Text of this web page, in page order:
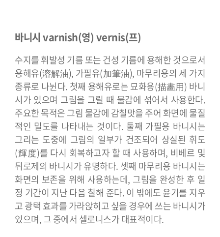
바니시 varnish(영) vernis(프)
수지를 휘발성 기름 또는 건성 기름에 용해한 것으로서
용해유(溶解油), 가필유(加筆油), 마무리용의 세 가지
종류로 나뉜다. 첫째 용해유로는 묘화용(描畵用) 바니
시가 있으며 그림을 그릴 때 물감에 섞어서 사용한다.
주요한 목적은 그림 물감에 감칠맛을 주어 화면에 물질
적인 밀도를 나타내는 것이다. 둘째 가필용 바니시는
그리는 도중에 그림의 일부가 건조되어 상실된 휘도
(輝度)를 다시 회복하고자 할 때 사용하며, 비베르 및
뒤로제의 바니시가 유명하다. 셋째 마무리용 바니시는
화면의 보존을 위해 사용하는데, 그림을 완성한 후 일
정 기간이 지난 다음 칠해 준다. 이 밖에도 윤기를 지우
고 광택 효과를 가라앉히고 싶을 경우에 쓰는 바니시가
있으며, 그 중에서 셀로니스가 대표적이다.